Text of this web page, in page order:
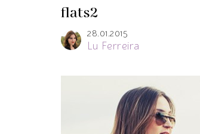
flats2
28.01.2015
Lu Ferreira